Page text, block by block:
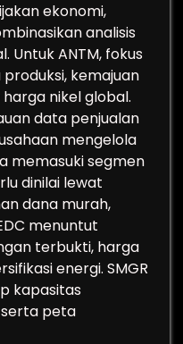
ekonomi,
analisis
Untuk ANTM, fokus
kemajuan
nikel global.
data penjualan
mengelola
memasuki segmen
dinilai lewat
dana murah,
menuntut
terbukti, harga
energi. SMGR
kapasitas
serta peta